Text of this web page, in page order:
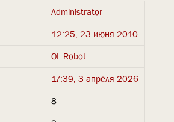
Administrator
12:25, 23 июня 2010
OL Robot
17:39, 3 апреля 2026
8